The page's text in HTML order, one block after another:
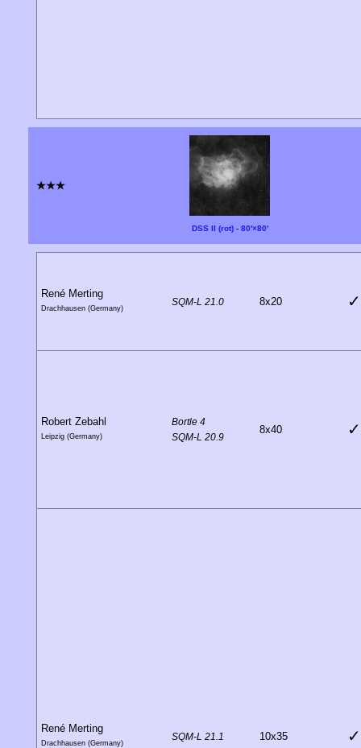
★★★
DSS II (rot) - 80'×80'
René Merting
Drachhausen (Germany)
SQM-L 21.0 8x20 ✓
Robert Zebahl
Leipzig (Germany)
Bortle 4
SQM-L 20.9
8x40 ✓
René Merting
Drachhausen (Germany)
SQM-L 21.1 10x35 ✓